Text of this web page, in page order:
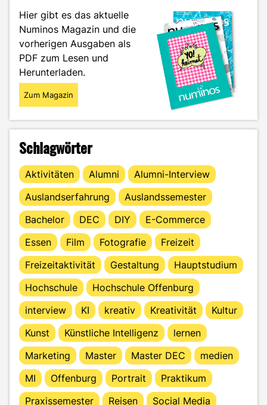
nur
noch
Zeitverschwendung?"
Hier gibt es das aktuelle
Numinos Magazin und die
vorherigen Ausgaben als
PDF zum Lesen und
Herunterladen.
Zum Magazin
Schlagwörter
Aktivitäten Alumni
Alumni-Interview
Auslandserfahrung
Auslandssemester
Bachelor
DEC DIY
E-Commerce
Essen
Film Fotografie
Freizeit
Freizeitaktivität
Gestaltung
Hauptstudium
Hochschule
Hochschule Offenburg
interview
KI kreativ Kreativität
Kultur
Kunst
Künstliche Intelligenz
lernen
Marketing
Master Master DEC
medien
MI
Offenburg Portrait
Praktikum
Praxissemester
Reisen Social Media